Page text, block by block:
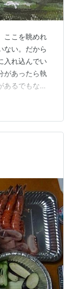
ここを眺めれ
ない。だから
入れ込んでい
があったら執
あるでもない
するときに
ない。実は仕
から遠ざかっ
に20年以上の
忘れてしま